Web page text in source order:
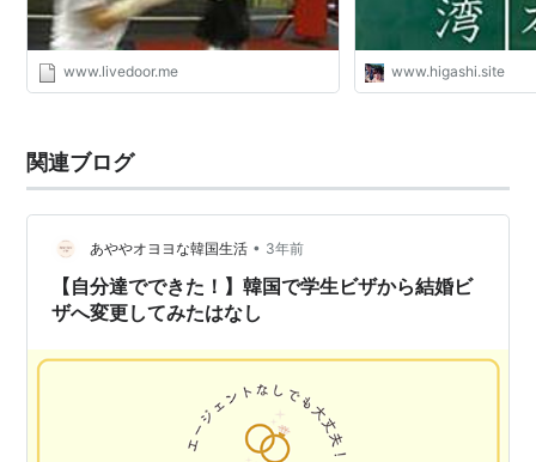
www.livedoor.me www.higashi.site
関連ブログ
あややオヨヨな韓国生活 • 3年前
【自分達でできた！】韓国で学生ビザから結婚ビ
ザへ変更してみたはなし